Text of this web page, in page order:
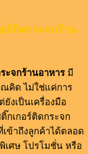
ร์ติดกระจกร้าน
ะจกร้านอาหารมี
คิด ไม่ใช่แค่การ
งเป็นเครื่องมือ
กเกอร์ติดกระจก
ข้าถึงลูกค้าได้ตลอด
เศษ โปรโมชั่น หรือ